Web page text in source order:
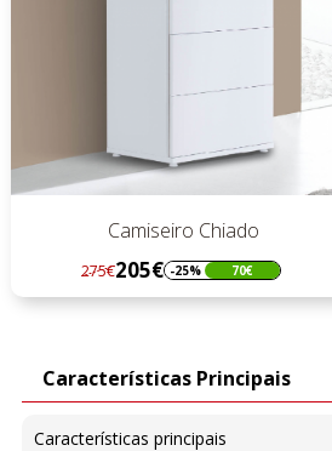
Camiseiro Chiado
Regular
preço
275€205€
Preço -25% 70€
Características Principais
Características principais